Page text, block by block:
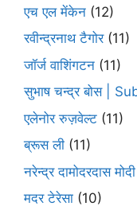
एच एल मेंकेन (12)
रवीन्द्रनाथ टैगोर(11)
जॉर्ज वाशिंगटन (11)
सुभाष चन्द्र बोस |
एलेनोर रुज़वेल्ट (11)
ब्रूस ली (11)
नरेन्द्र दामोदरदास मोदी
मदर टेरेसा (10)